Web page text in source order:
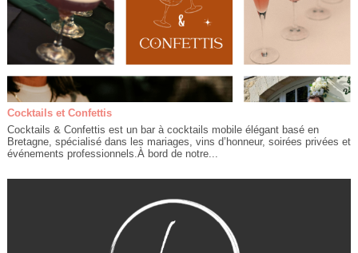
Cocktails et Confettis
Cocktails & Confettis est un bar à cocktails mobile élégant basé en
Bretagne, spécialisé dans les mariages, vins d’honneur, soirées privées et
événements professionnels.À bord de notre...